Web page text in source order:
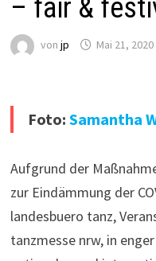
– fair &
vonjp Mai 21, 2020
Foto:Samantha
Aufgrund der
zur Eindämmung der
landesbuero tanz,
tanzmesse nrw, in